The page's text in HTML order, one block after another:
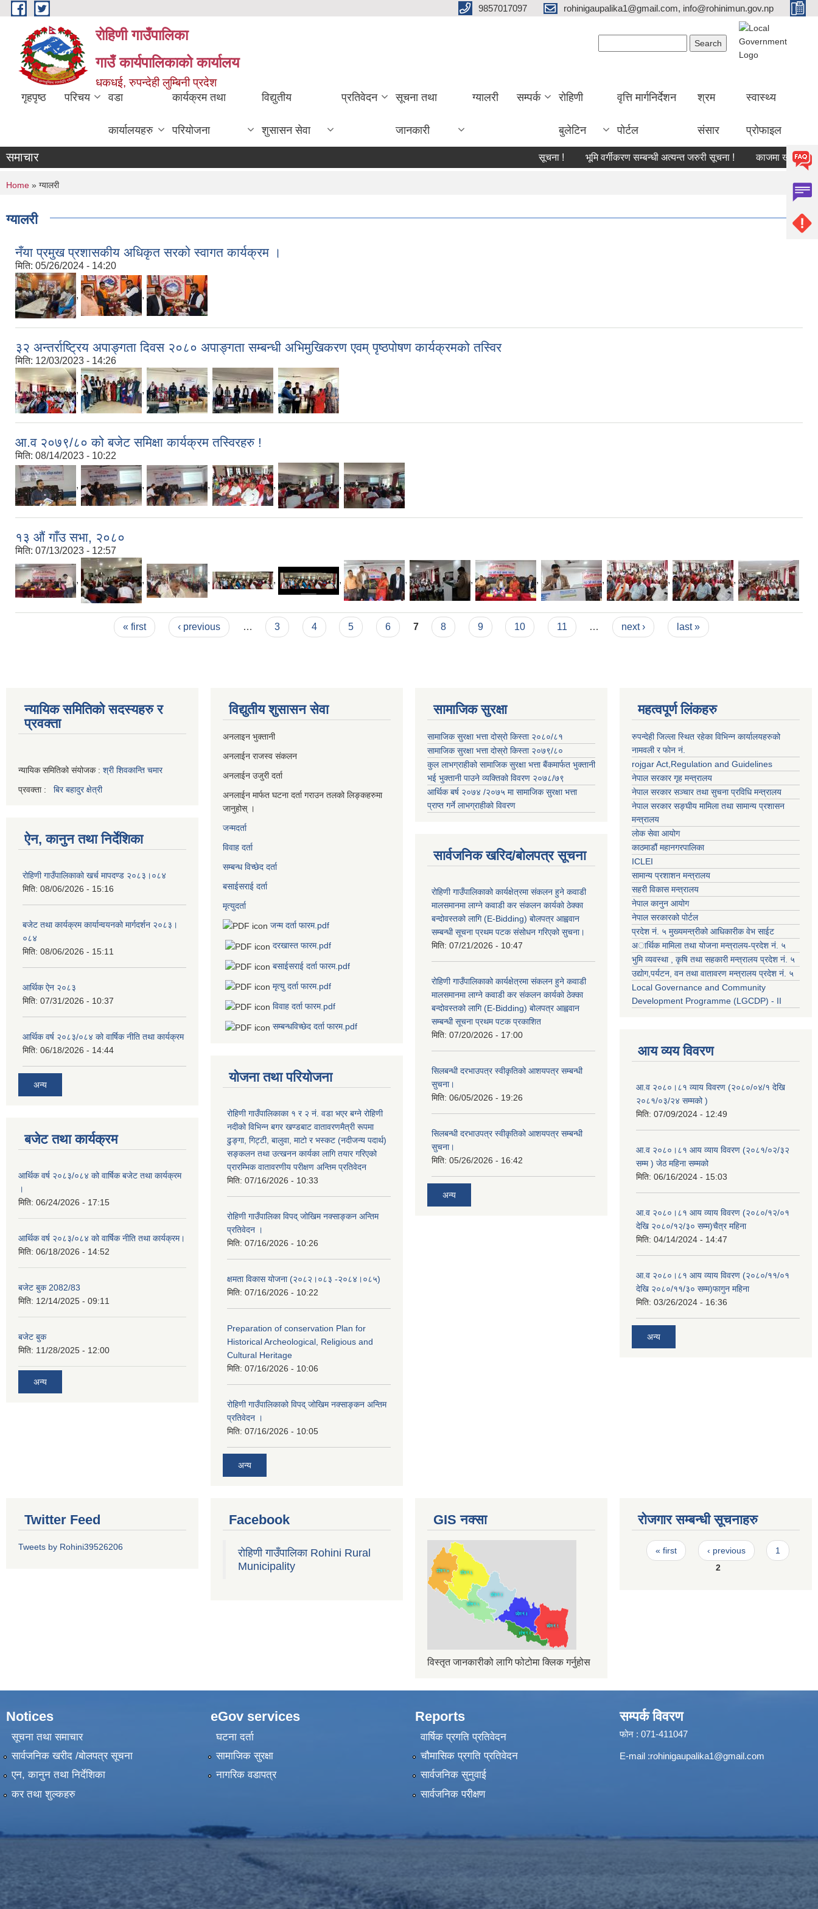
Skip to main content 9857017097 rohinigaupalika1@gmail.com, info@rohinimun.gov.np
रोहिणी गाउँपालिका
गाउँ कार्यपालिकाको कार्यालय
धकधई, रुपन्देही लुम्बिनी प्रदेश
गृहपृष्ठ परिचय वडा
कार्यालयहरु
कार्यक्रम तथा
परियोजना
विद्युतीय
शुसासन सेवा
प्रतिवेदन सूचना तथा
जानकारी
ग्यालरी सम्पर्क रोहिणी
बुलेटिन
वृत्ति मार्गनिर्देशन
पोर्टल
श्रम
संसार
स्वास्थ्य
प्रोफाइल
समाचार सूचना ! भूमि वर्गीकरण सम्बन्धी अत्यन्त जरुरी सूचना ! काजमा खटाइएको
You are here
Home » ग्यालरी
ग्यालरी
नँया प्रमुख प्रशासकीय अधिकृत सरको स्वागत कार्यक्रम ।
मिति: 05/26/2024 - 14:20
, ,
३२ अन्तर्राष्ट्रिय अपाङ्गता दिवस २०८० अपाङ्गता सम्बन्धी अभिमुखिकरण एवम् पृष्ठपोषण कार्यक्रमको तस्विर
मिति: 12/03/2023 - 14:26
, , , ,
आ.व २०७९/८० को बजेट समिक्षा कार्यक्रम तस्विरहरु !
मिति: 08/14/2023 - 10:22
, , , , ,
१३ औं गाँउ सभा, २०८०
मिति: 07/13/2023 - 12:57
, , , , , , , , , , ,
« first ‹ previous … 3 4 5 6 7 8 9 10 11 … next › last »
न्यायिक समितिको सदस्यहरु र
प्रवक्ता
न्यायिक समितिको संयोजक : श्री शिवकान्ति चमार
प्रवक्ता : बिर बहादुर क्षेत्री
ऐन, कानुन तथा निर्देशिका
रोहिणी गाउँपालिकाको खर्च मापदण्ड २०८३।०८४
मिति: 08/06/2026 - 15:16
बजेट तथा कार्यक्रम कार्यान्वयनको मार्गदर्शन २०८३।
०८४
मिति: 08/06/2026 - 15:11
आर्थिक ऐन २०८३
मिति: 07/31/2026 - 10:37
आर्थिक वर्ष २०८३/०८४ को वार्षिक नीति तथा कार्यक्रम
मिति: 06/18/2026 - 14:44
अन्य
बजेट तथा कार्यक्रम
आर्थिक वर्ष २०८३/०८४ को वार्षिक बजेट तथा कार्यक्रम
।
मिति: 06/24/2026 - 17:15
आर्थिक वर्ष २०८३/०८४ को वार्षिक नीति तथा कार्यक्रम।
मिति: 06/18/2026 - 14:52
बजेट बुक 2082/83
मिति: 12/14/2025 - 09:11
बजेट बुक
मिति: 11/28/2025 - 12:00
अन्य
विद्युतीय शुसासन सेवा
अनलाइन भुक्तानी
अनलाईन राजस्व संकलन
अनलाईन उजुरी दर्ता
अनलाईन मार्फत घटना दर्ता गराउन तलको लिङ्कहरुमा
जानुहोस् ।
जन्मदर्ता
विवाह दर्ता
सम्बन्ध विच्छेद दर्ता
बसाईसराई दर्ता
मृत्युदर्ता
जन्म दर्ता फारम.pdf
दरखास्त फारम.pdf
बसाईसराई दर्ता फारम.pdf
मृत्यु दर्ता फारम.pdf
विवाह दर्ता फारम.pdf
सम्बन्धविच्छेद दर्ता फारम.pdf
योजना तथा परियोजना
रोहिणी गाउँपालिकाका १ र २ नं. वडा भएर बग्ने रोहिणी
नदीको विभिन्न बगर खण्डबाट वातावरणमैत्री रूपमा
ढुङ्गा, गिट्टी, बालुवा, माटो र भस्कट (नदीजन्य पदार्थ)
सङ्कलन तथा उत्खनन कार्यका लागि तयार गरिएको
प्रारम्भिक वातावरणीय परीक्षण अन्तिम प्रतिवेदन
मिति: 07/16/2026 - 10:33
रोहिणी गाउँपालिका विपद् जोखिम नक्साङ्कन अन्तिम
प्रतिवेदन ।
मिति: 07/16/2026 - 10:26
क्षमता विकास योजना (२०८२।०८३‍ -२०८४।०८५)
मिति: 07/16/2026 - 10:22
Preparation of conservation Plan for
Historical Archeological, Religious and
Cultural Heritage
मिति: 07/16/2026 - 10:06
रोहिणी गाउँपालिकाको विपद् जोखिम नक्साङ्कन अन्तिम
प्रतिवेदन ।
मिति: 07/16/2026 - 10:05
अन्य
सामाजिक सुरक्षा
सामाजिक सुरक्षा भत्ता दोस्रो किस्ता २०८०/८१
सामाजिक सुरक्षा भत्ता दोस्रो किस्ता २०७९/८०
कुल लाभग्राहीको सामाजिक सुरक्षा भत्ता बैंकमार्फत भुक्तानी
भई भुक्तानी पाउने व्यक्तिको विवरण २०७८/७९
आर्थिक बर्ष २०७४ /२०७५ मा सामाजिक सुरक्षा भत्ता
प्राप्त गर्ने लाभग्राहीको विवरण
सार्वजनिक खरिद/बोलपत्र सूचना
रोहिणी गाउँपालिकाको कार्यक्षेत्रमा संकलन हुने कवाडी
मालसमानमा लाग्ने कवाडी कर संकलन कार्यको ठेक्का
बन्दोवस्तको लागि (E-Bidding) बोलपत्र आह्ववान
सम्बन्धी सूचना प्रथम पटक संसोधन गरिएको सुचना।
मिति: 07/21/2026 - 10:47
रोहिणी गाउँपालिकाको कार्यक्षेत्रमा संकलन हुने कवाडी
मालसमानमा लाग्ने कवाडी कर संकलन कार्यको ठेक्का
बन्दोवस्तको लागि (E-Bidding) बोलपत्र आह्ववान
सम्बन्धी सूचना प्रथम पटक प्रकाशित
मिति: 07/20/2026 - 17:00
सिलबन्धी दरभाउपत्र स्वीकृतिको आशयपत्र सम्बन्धी
सुचना।
मिति: 06/05/2026 - 19:26
सिलबन्धी दरभाउपत्र स्वीकृतिको आशयपत्र सम्बन्धी
सुचना।
मिति: 05/26/2026 - 16:42
अन्य
महत्वपूर्ण लिंकहरु
रुपन्देही जिल्ला स्थित रहेका विभिन्न कार्यालयहरुको
नामवली र फाेन न‌ं.
rojgar Act,Regulation and Guidelines
नेपाल सरकार गृह मन्त्रालय
नेपाल सरकार सञ्चार तथा सुचना प्रविधि मन्त्रालय
नेपाल सरकार सङ्घीय मामिला तथा सामान्य प्रशासन
मन्त्रालय
लोक सेवा आयोग
काठमाडौं महानगरपालिका
ICLEI
सामान्य प्रशाशन मन्त्रालय
सहरी विकास मन्त्रालय
नेपाल कानुन आयोग
नेपाल सरकारको पोर्टल
प्रदेश नं. ५ मुख्यमन्त्रीको आधिकारीक वेभ साईट
अार्थिक मामिला तथा योजना मन्त्रालय-प्रदेश नं. ५
भुमि व्यवस्था , कृषि तथा सहकारी मन्त्रालय प्रदेश नं. ५
उद्याेग,पर्यटन, वन तथा वातावरण मन्त्रालय प्रदेश नं. ५
Local Governance and Community
Development Programme (LGCDP) - II
आय व्यय विवरण
आ.व २०८०।८१ व्याय विवरण (२०८०/०४/१ देखि
२०८१/०३/२४ सम्मको )
मिति: 07/09/2024 - 12:49
आ.व २०८०।८१ आय व्याय विवरण (२०८१/०२/३२
सम्म ) जेठ महिना सम्मको
मिति: 06/16/2024 - 15:03
आ.व २०८०।८१ आय व्याय विवरण (२०८०/१२/०१
देखि २०८०/१२/३० सम्म)चैत्र महिना
मिति: 04/14/2024 - 14:47
आ.व २०८०।८१ आय व्याय विवरण (२०८०/११/०१
देखि २०८०/११/३० सम्म)फागुन महिना
मिति: 03/26/2024 - 16:36
अन्य
Twitter Feed
Tweets by Rohini39526206
Facebook
रोहिणी गाउँपालिका Rohini Rural
Municipality
GIS नक्सा
विस्तृत जानकारीको लागि फोटोमा क्लिक गर्नुहोस
रोजगार सम्बन्धी सूचनाहरु
Pages
« first ‹ previous
1
2
Notices
सूचना तथा समाचार
सार्वजनिक खरीद /बोलपत्र सूचना
एन, कानुन तथा निर्देशिका
कर तथा शुल्कहरु
eGov services
घटना दर्ता
सामाजिक सुरक्षा
नागरिक वडापत्र
Reports
वार्षिक प्रगति प्रतिवेदन
चौमासिक प्रगति प्रतिवेदन
सार्वजनिक सुनुवाई
सार्वजनिक परीक्षण
सम्पर्क विवरण
फोन : 071-411047
E-mail :rohinigaupalika1@gmail.com